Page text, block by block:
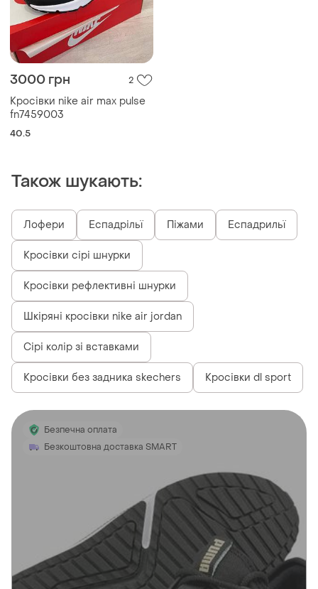
3000 грн 2
Кросівки nike air max pulse
fn7459003
40.5
Також шукають:
Лофери Еспадрільї Піжами Еспадрильї
Кросівки сірі шнурки
Кросівки рефлективні шнурки
Шкіряні кросівки nike air jordan
Сірі колір зі вставками
Кросівки без задника skechers Кросівки dl sport
Безпечна оплата
Безкоштовна доставка SMART